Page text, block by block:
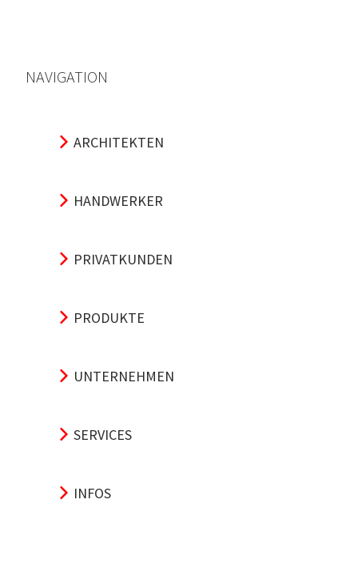
NAVIGATION
ARCHITEKTEN
HANDWERKER
PRIVATKUNDEN
PRODUKTE
UNTERNEHMEN
SERVICES
INFOS